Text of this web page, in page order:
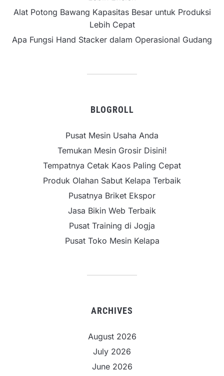
Alat Potong Bawang Kapasitas Besar untuk Produksi
Lebih Cepat
Apa Fungsi Hand Stacker dalam Operasional Gudang
BLOGROLL
Pusat Mesin Usaha Anda
Temukan Mesin Grosir Disini!
Tempatnya Cetak Kaos Paling Cepat
Produk Olahan Sabut Kelapa Terbaik
Pusatnya Briket Ekspor
Jasa Bikin Web Terbaik
Pusat Training di Jogja
Pusat Toko Mesin Kelapa
ARCHIVES
August 2026
July 2026
June 2026